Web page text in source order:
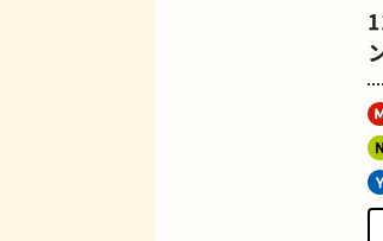
ジューススタ